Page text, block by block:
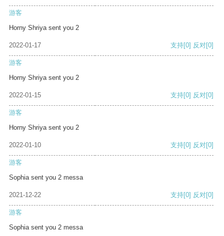
游客
Horny Shriya sent you 2
2022-01-17 支持[0] 反对[0]
游客
Horny Shriya sent you 2
2022-01-15 支持[0] 反对[0]
游客
Horny Shriya sent you 2
2022-01-10 支持[0] 反对[0]
游客
Sophia sent you 2 messa
2021-12-22 支持[0] 反对[0]
游客
Sophia sent you 2 messa